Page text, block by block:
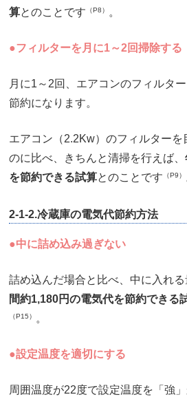
算とのことです （P8） 。
●フィルターを月に1～2回掃除する
月に1～2回、エアコンのフィルタ
節約になります。
エアコン（2.2Kw）のフィルターを
のに比べ、きちんと清掃を行えば、
を節約できる試算とのことです （P9）
2-1-2.冷蔵庫の電気代節約方法
●中に詰め込み過ぎない
詰め込んだ場合と比べ、中に入れる
間約1,180円の電気代を節約できる
（P15） 。
●設定温度を適切にする
周囲温度が22度で設定温度を「強